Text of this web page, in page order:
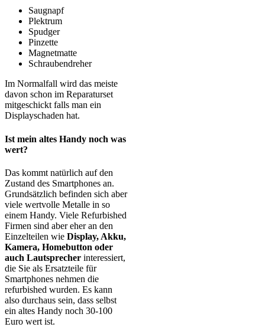
Saugnapf
Plektrum
Spudger
Pinzette
Magnetmatte
Schraubendreher
Im Normalfall wird das meiste
davon schon im Reparaturset
mitgeschickt falls man ein
Displayschaden hat.
Ist mein altes Handy noch was
wert?
Das kommt natürlich auf den
Zustand des Smartphones an.
Grundsätzlich befinden sich aber
viele wertvolle Metalle in so
einem Handy. Viele Refurbished
Firmen sind aber eher an den
Einzelteilen wie Display, Akku,
Kamera, Homebutton oder
auch Lautsprecher interessiert,
die Sie als Ersatzteile für
Smartphones nehmen die
refurbished wurden. Es kann
also durchaus sein, dass selbst
ein altes Handy noch 30-100
Euro wert ist.